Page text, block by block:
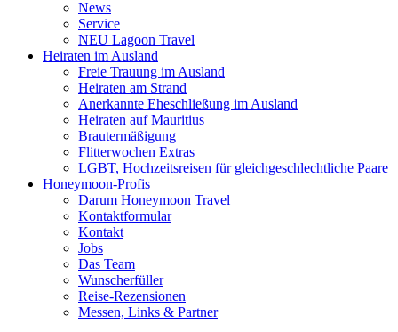
News
Service
NEU Lagoon Travel
Heiraten im Ausland
Freie Trauung im Ausland
Heiraten am Strand
Anerkannte Eheschließung im Ausland
Heiraten auf Mauritius
Brautermäßigung
Flitterwochen Extras
LGBT, Hochzeitsreisen für gleichgeschlechtliche Paare
Honeymoon-Profis
Darum Honeymoon Travel
Kontaktformular
Kontakt
Jobs
Das Team
Wunscherfüller
Reise-Rezensionen
Messen, Links & Partner